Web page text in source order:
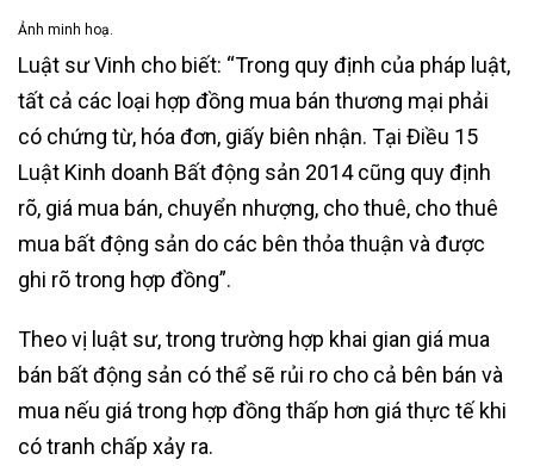
Ảnh minh hoạ.
Luật sư Vinh cho biết: “Trong quy định của pháp luật,
tất cả các loại hợp đồng mua bán thương mại phải
có chứng từ, hóa đơn, giấy biên nhận. Tại Điều 15
Luật Kinh doanh Bất động sản 2014 cũng quy định
rõ, giá mua bán, chuyển nhượng, cho thuê, cho thuê
mua bất động sản do các bên thỏa thuận và được
ghi rõ trong hợp đồng”.
Theo vị luật sư, trong trường hợp khai gian giá mua
bán bất động sản có thể sẽ rủi ro cho cả bên bán và
mua nếu giá trong hợp đồng thấp hơn giá thực tế khi
có tranh chấp xảy ra.